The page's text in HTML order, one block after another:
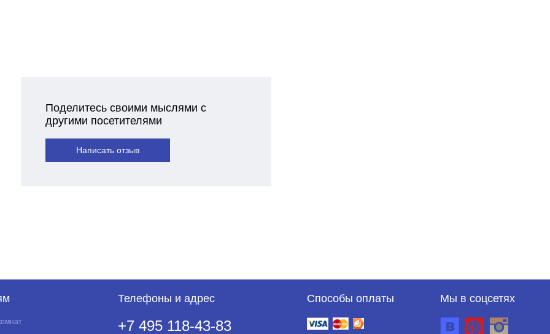
Поделитесь своими мыслями с
другими посетителями
Написать отзыв
Телефоны и адрес
+7 495 118-43-83
Способы оплаты Мы в соцсетях